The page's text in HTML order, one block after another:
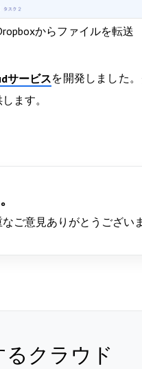
からファイルを転送
サービスを開発しました
ます。
ご意見ありがとうございま
クラウド